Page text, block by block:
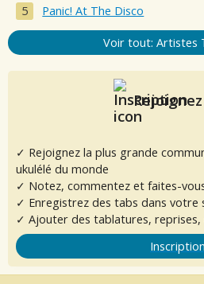
Panic! At The Disco
Voir tout: Artistes
Rejoignez
✓ Rejoignez la plus grande
ukulélé du monde
✓ Notez, commentez et faites-
✓ Enregistrez des tabs dans votre
✓ Ajouter des tablatures, reprises,
Inscription